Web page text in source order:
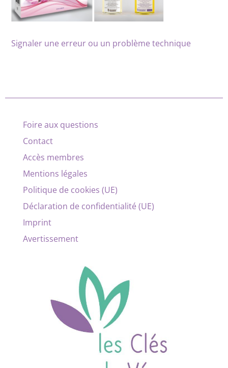
Signaler une erreur ou un problème technique
Foire aux questions
Contact
Accès membres
Mentions légales
Politique de cookies (UE)
Déclaration de confidentialité (UE)
Imprint
Avertissement